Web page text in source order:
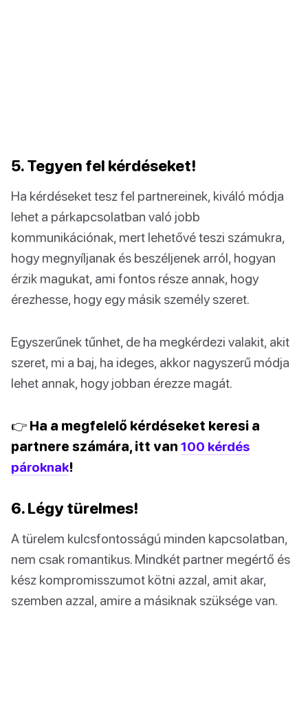
5. Tegyen fel kérdéseket!
Ha kérdéseket tesz fel partnereinek, kiváló módja
lehet a párkapcsolatban való jobb
kommunikációnak, mert lehetővé teszi számukra,
hogy megnyíljanak és beszéljenek arról, hogyan
érzik magukat, ami fontos része annak, hogy
érezhesse, hogy egy másik személy szeret.
Egyszerűnek tűnhet, de ha megkérdezi valakit, akit
szeret, mi a baj, ha ideges, akkor nagyszerű módja
lehet annak, hogy jobban érezze magát.
👉 Ha a megfelelő kérdéseket keresi a
partnere számára, itt van 100 kérdés
pároknak!
6. Légy türelmes!
A türelem kulcsfontosságú minden kapcsolatban,
nem csak romantikus. Mindkét partner megértő és
kész kompromisszumot kötni azzal, amit akar,
szemben azzal, amire a másiknak szüksége van.